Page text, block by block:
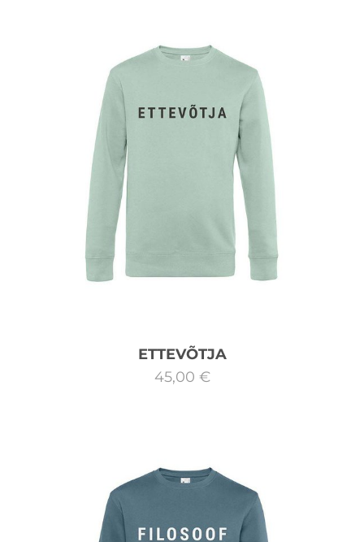
ETTEVÕTJA
45,00 €